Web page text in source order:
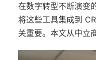
在数字转型不断演变
将这些工具集成到
关重要。本文从中立